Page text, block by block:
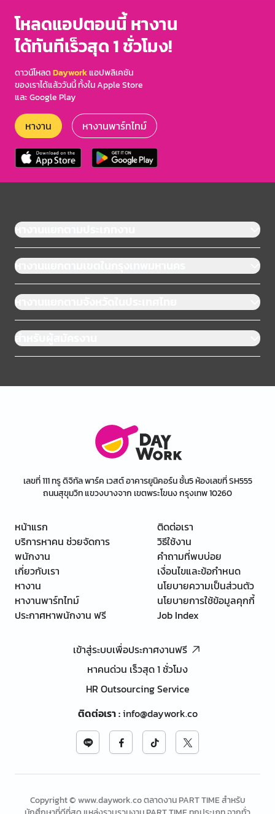
โหลดแอปตอนนี้ หางาน
ได้ทันทีเร็วสุด 1 ชั่วโมง!
ดาวน์โหลดDayworkแอปพลิเคชัน
ของเราได้แล้ววันนี้ ทั้งใน Apple Store
และ Google Play
หางาน หางานพาร์ทไทม์
หางานแยกตามประเภทงาน
หางานแยกตามเขตในกรุงเทพมหานคร
หางานแยกตามจังหวัดในประเทศไทย
สำหรับผู้สมัครงาน
เลขที่ 111 ทรู ดิจิทัล พาร์ค เวสต์ อาคารยูนิคอร์น ชั้น5 ห้องเลขที่ SH555
ถนนสุขุมวิท แขวงบางจาก เขตพระโขนง กรุงเทพ 10260
หน้าแรก
บริการหาคน ช่วยจัดการ
พนักงาน
เกี่ยวกับเรา
หางาน
หางานพาร์ทไทม์
ประกาศหาพนักงาน ฟรี
ติดต่อเรา
วิธีใช้งาน
คำถามที่พบบ่อย
เงื่อนไขและข้อกำหนด
นโยบายความเป็นส่วนตัว
นโยบายการใช้ข้อมูลคุกกี้
Job Index
เข้าสู่ระบบเพื่อประกาศงานฟรี
หาคนด่วน เร็วสุด 1 ชั่วโมง
HR Outsourcing Service
ติดต่อเรา:info@daywork.co
Copyright © www.daywork.co ตลาดงาน PART TIME สำหรับ